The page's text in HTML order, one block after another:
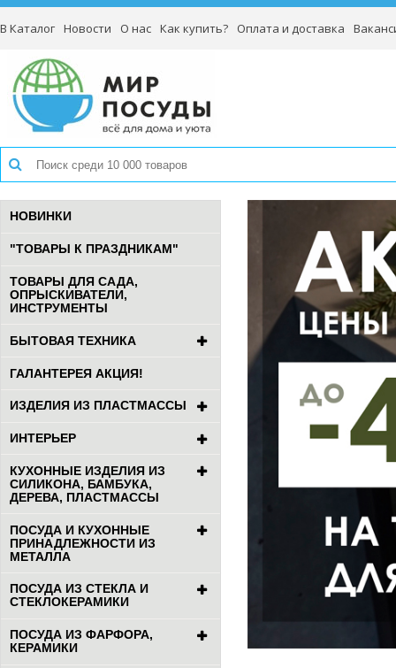
В Каталог Новости О нас Как купить? Оплата и доставка
НОВИНКИ
"ТОВАРЫ К ПРАЗДНИКАМ"
ТОВАРЫ ДЛЯ САДА,
ОПРЫСКИВАТЕЛИ,
ИНСТРУМЕНТЫ
БЫТОВАЯ ТЕХНИКА
ГАЛАНТЕРЕЯ АКЦИЯ!
ИЗДЕЛИЯ ИЗ ПЛАСТМАССЫ
ИНТЕРЬЕР
КУХОННЫЕ ИЗДЕЛИЯ ИЗ
СИЛИКОНА, БАМБУКА,
ДЕРЕВА, ПЛАСТМАССЫ
ПОСУДА И КУХОННЫЕ
ПРИНАДЛЕЖНОСТИ ИЗ
МЕТАЛЛА
ПОСУДА ИЗ СТЕКЛА И
СТЕКЛОКЕРАМИКИ
ПОСУДА ИЗ ФАРФОРА,
КЕРАМИКИ